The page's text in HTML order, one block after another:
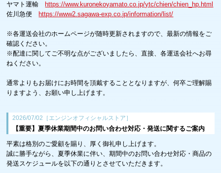
ヤマト運輸https://www.kuronekoyamato.co.jp/ytc/chien/chien_hp.html
佐川急便https://www2.sagawa-exp.co.jp/information/list/
※各運送会社のホームページが随時更新されますので、最新の情報をご
確認ください。
※配達に関してご不明な点がございましたら、直接、各運送会社へお尋
ねください。
通常よりもお届けにお時間を頂戴することとなりますが、何卒ご理解賜
りますよう、お願い申し上げます。
2026/07/02［エンジンオフィシャルストア］
【重要】夏季休業期間中のお問い合わせ対応・発送に関するご案内
平素は格別のご愛顧を賜り、厚く御礼申し上げます。
誠に勝手ながら、夏季休業に伴い、期間中のお問い合わせ対応・商品の
発送スケジュールを以下の通りとさせていただきます。